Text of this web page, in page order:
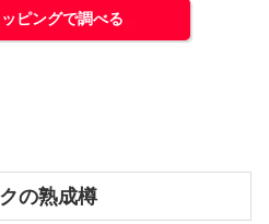
ピングで調べる
の熟成樽